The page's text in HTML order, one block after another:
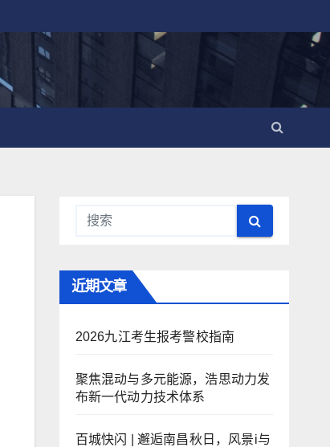
近期文章
2026九江考生报考警校指南
聚焦混动与多元能源，浩思动力发
布新一代动力技术体系
百城快闪 | 邂逅南昌秋日，风景i与